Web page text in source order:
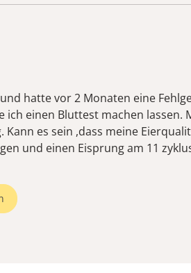
hatte vor 2 Monaten eine
ich einen Bluttest machen
Kann es sein ,dass meine
und einen Eisprung am 11